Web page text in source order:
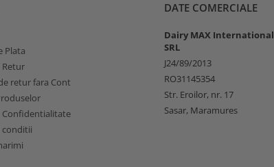
Plata
Retur
retur fara Cont
Confidentialitate
conditii
DATE COMERCIALE
Dairy MAX International
SRL
J24/89/2013
RO31145354
Str. Eroilor, nr. 17
Sasar, Maramures